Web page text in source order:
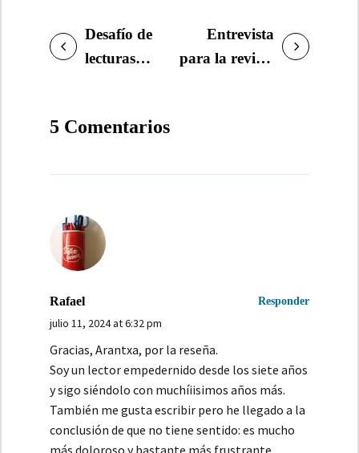
NAVEGACIÓN
Desafío de
lecturas y
del 2017
Entrevista
para la revista
5 Comentarios
Rafael Responder
julio 11, 2024 at 6:32 pm
Gracias, Arantxa, por la reseña.
Soy un lector empedernido desde los siete años
y sigo siéndolo con muchíiisimos años más.
También me gusta escribir pero he llegado a la
conclusión de que no tiene sentido: es mucho